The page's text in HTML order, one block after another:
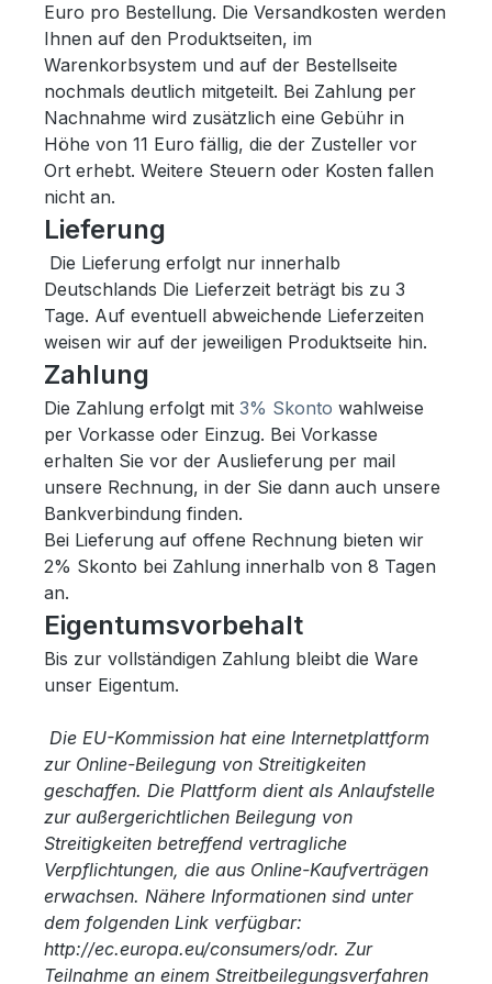
Euro pro Bestellung. Die Versandkosten werden
Ihnen auf den Produktseiten, im
Warenkorbsystem und auf der Bestellseite
nochmals deutlich mitgeteilt. Bei Zahlung per
Nachnahme wird zusätzlich eine Gebühr in
Höhe von 11 Euro fällig, die der Zusteller vor
Ort erhebt. Weitere Steuern oder Kosten fallen
nicht an.
Lieferung
Die Lieferung erfolgt nur innerhalb
Deutschlands Die Lieferzeit beträgt bis zu 3
Tage. Auf eventuell abweichende Lieferzeiten
weisen wir auf der jeweiligen Produktseite hin.
Zahlung
Die Zahlung erfolgt mit 3% Skonto wahlweise
per Vorkasse oder Einzug. Bei Vorkasse
erhalten Sie vor der Auslieferung per mail
unsere Rechnung, in der Sie dann auch unsere
Bankverbindung finden.
Bei Lieferung auf offene Rechnung bieten wir
2% Skonto bei Zahlung innerhalb von 8 Tagen
an.
Eigentumsvorbehalt
Bis zur vollständigen Zahlung bleibt die Ware
unser Eigentum.
Die EU-Kommission hat eine Internetplattform
zur Online-Beilegung von Streitigkeiten
geschaffen. Die Plattform dient als Anlaufstelle
zur außergerichtlichen Beilegung von
Streitigkeiten betreffend vertragliche
Verpflichtungen, die aus Online-Kaufverträgen
erwachsen. Nähere Informationen sind unter
dem folgenden Link verfügbar:
http://ec.europa.eu/consumers/odr. Zur
Teilnahme an einem Streitbeilegungsverfahren